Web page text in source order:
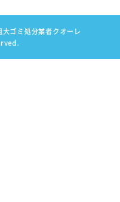
ゴミ処分業者クオーレ